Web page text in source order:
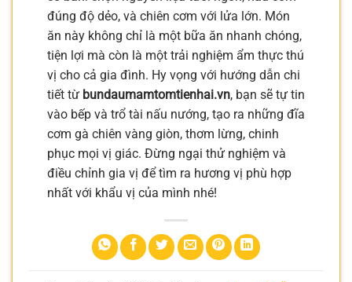
đúng độ dẻo, và chiên cơm với lửa lớn. Món
ăn này không chỉ là một bữa ăn nhanh chóng,
tiện lợi mà còn là một trải nghiệm ẩm thực thú
vị cho cả gia đình. Hy vọng với hướng dẫn chi
tiết từ bundaumamtomtienhai.vn, bạn sẽ tự tin
vào bếp và trổ tài nấu nướng, tạo ra những đĩa
cơm gà chiên vàng giòn, thơm lừng, chinh
phục mọi vị giác. Đừng ngại thử nghiệm và
điều chỉnh gia vị để tìm ra hương vị phù hợp
nhất với khẩu vị của mình nhé!